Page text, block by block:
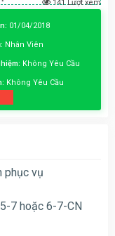
141 Lượt xem
01/04/2018
Nhân Viên
Không Yêu Cầu
Không Yêu Cầu
phục vụ
7 hoặc 6-7-CN